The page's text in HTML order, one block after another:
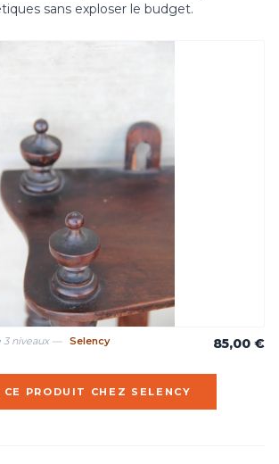
sans exploser le budget.
3 niveaux — Selency 85,00 €
CE PRODUIT CHEZ SELENCY